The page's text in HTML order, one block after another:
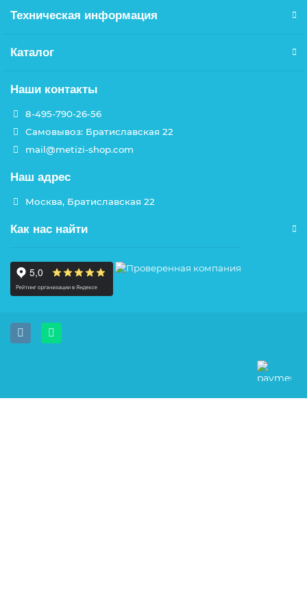
Техническая информация
Каталог
Наши контакты
8-495-790-26-56
Самовывоз: Братиславская 22
mail@metizi-shop.com
Наш адрес
Москва, Братиславская 22
Как нас найти